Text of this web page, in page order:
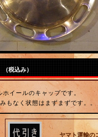
（税込み）
イールのキャップです。
もなく状態はまずまずです。。
ヤマト運輸の